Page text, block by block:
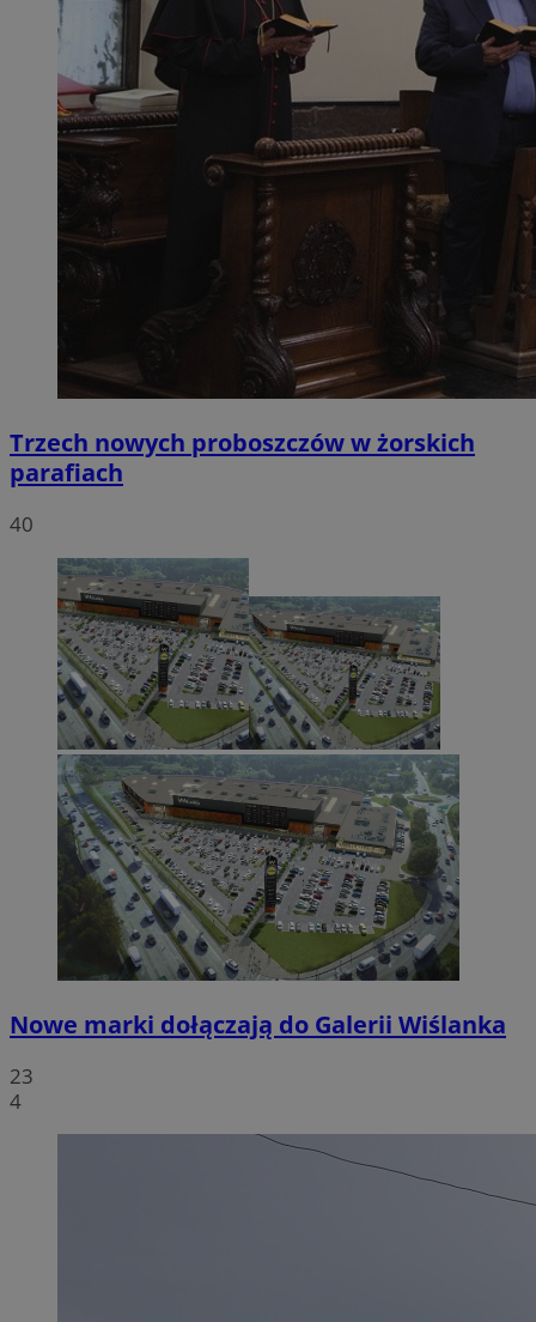
Trzech nowych proboszczów w żorskich
parafiach
40
Nowe marki dołączają do Galerii Wiślanka
23
4